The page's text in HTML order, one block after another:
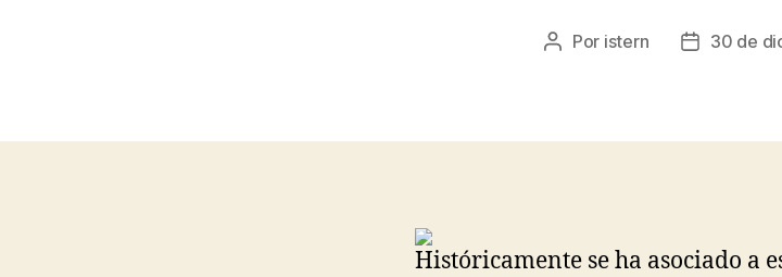
Autor
Por istern
Fecha30 de
Históricamente se ha asociado a